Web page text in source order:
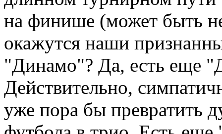
на финише (может быть
окажутся наши
"Динамо"? Да, есть еще
Действительно,
уже пора бы превратить